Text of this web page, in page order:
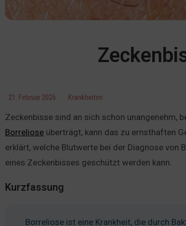
21. Februar 2026 Krankheiten
Zeckenbisse sind an sich schon unangenehm,
Borreliose überträgt, kann das zu ernsthaften
erklärt, welche Blutwerte bei der Diagnose von
eines Zeckenbisses geschützt werden kann.
Kurzfassung
Borreliose ist eine Krankheit, die durch